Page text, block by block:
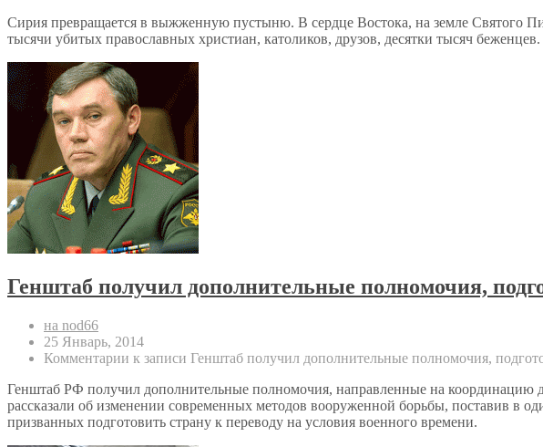
Сирия превращается в выжженную пустыню. В сердце Востока, на земле Святого
тысячи убитых православных христиан, католиков, друзов, десятки тысяч
Генштаб получил дополнительные полномочия,
на nod66
25 Январь, 2014
Комментарии к записи Генштаб получил дополнительные полномочия,
Генштаб РФ получил дополнительные полномочия, направленные на координацию
рассказали об изменении современных методов вооруженной борьбы, поставив в
призванных подготовить страну к переводу на условия военного времени.